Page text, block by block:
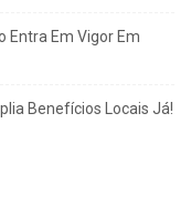
Entra Em Vigor Em
Benefícios Locais Já!